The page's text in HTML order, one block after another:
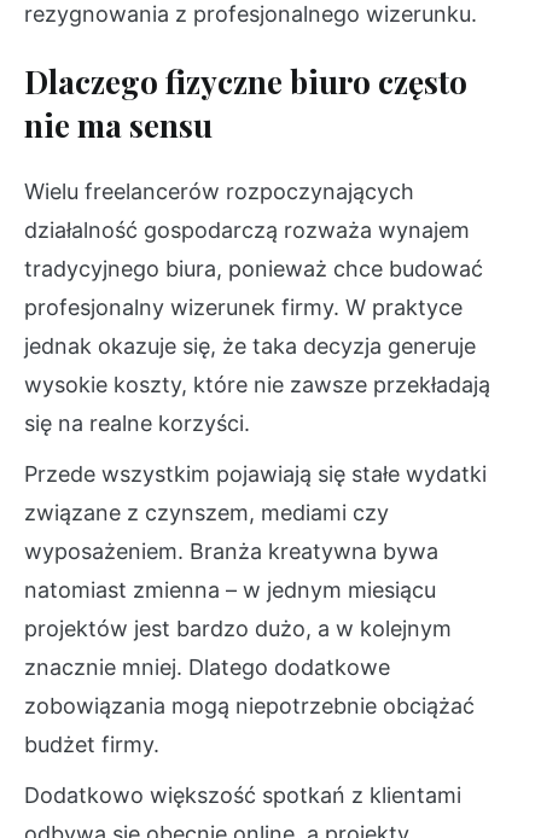
rezygnowania z profesjonalnego wizerunku.
Dlaczego fizyczne biuro często
nie ma sensu
Wielu freelancerów rozpoczynających
działalność gospodarczą rozważa wynajem
tradycyjnego biura, ponieważ chce budować
profesjonalny wizerunek firmy. W praktyce
jednak okazuje się, że taka decyzja generuje
wysokie koszty, które nie zawsze przekładają
się na realne korzyści.
Przede wszystkim pojawiają się stałe wydatki
związane z czynszem, mediami czy
wyposażeniem. Branża kreatywna bywa
natomiast zmienna – w jednym miesiącu
projektów jest bardzo dużo, a w kolejnym
znacznie mniej. Dlatego dodatkowe
zobowiązania mogą niepotrzebnie obciążać
budżet firmy.
Dodatkowo większość spotkań z klientami